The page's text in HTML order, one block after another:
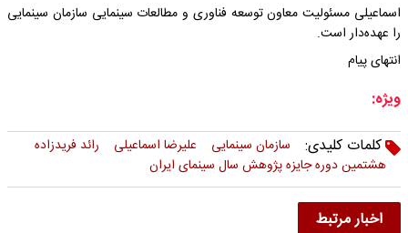
اسماعیلی مسئولیت معاون توسعه فناوری و مطالعات سینمایی سازمان سینمایی
را عهده‌دار است.
انتهای پیام
ویژه:
کلمات کلیدی:
سازمان سینمایی علیرضا اسماعیلی
رائد فریدزاده
هشتمین دوره جایزه پژوهش سال سینمای ایران
اخبار مرتبط